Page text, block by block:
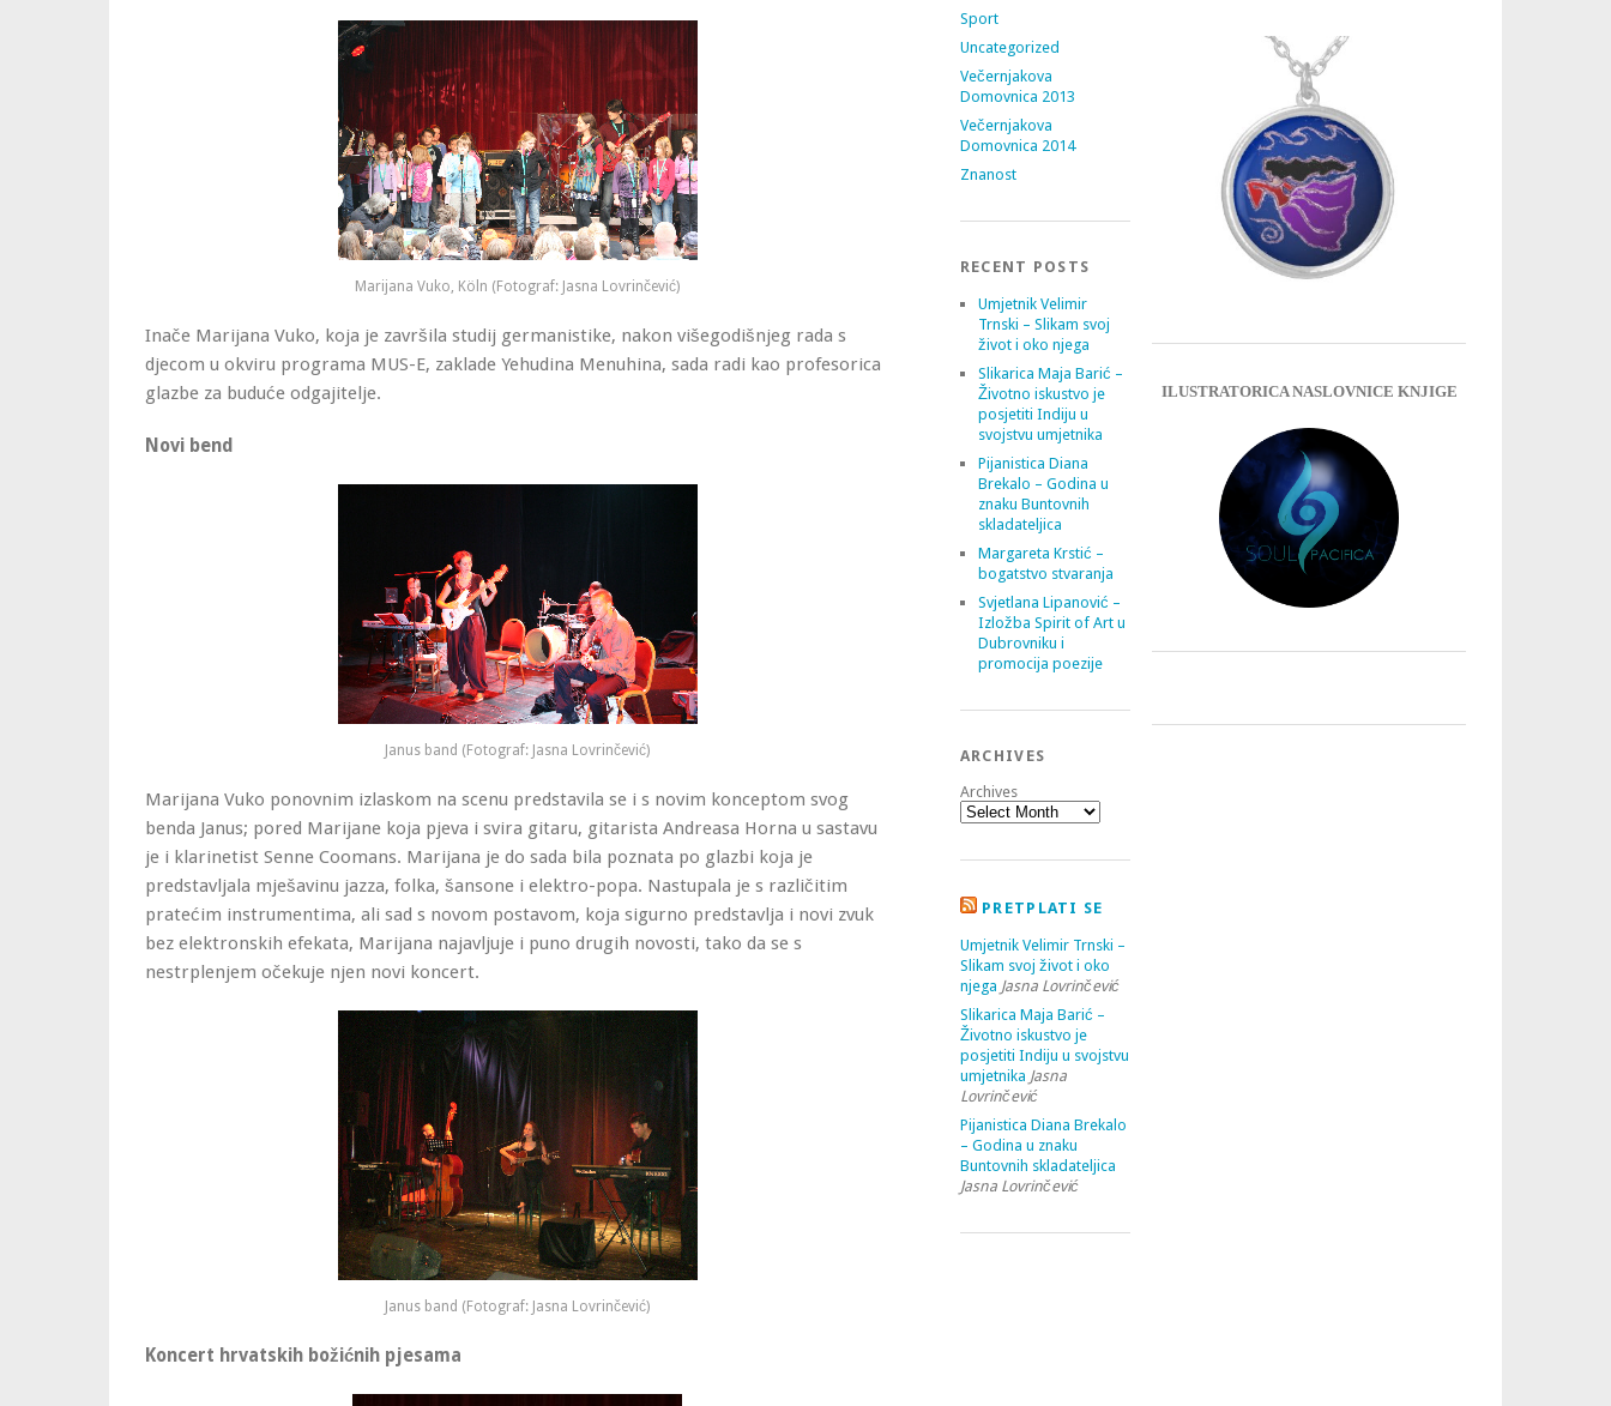
Marijana Vuko, Köln (Fotograf: Jasna Lovrinčević)
Inače Marijana Vuko, koja je završila studij germanistike, nakon višegodišnjeg rada s
djecom u okviru programa MUS-E, zaklade Yehudina Menuhina, sada radi kao profesorica
glazbe za buduće odgajitelje.
Novi bend
Janus band (Fotograf: Jasna Lovrinčević)
Marijana Vuko ponovnim izlaskom na scenu predstavila se i s novim konceptom svog
benda Janus; pored Marijane koja pjeva i svira gitaru, gitarista Andreasa Horna u sastavu
je i klarinetist Senne Coomans. Marijana je do sada bila poznata po glazbi koja je
predstavljala mješavinu jazza, folka, šansone i elektro-popa. Nastupala je s različitim
pratećim instrumentima, ali sad s novom postavom, koja sigurno predstavlja i novi zvuk
bez elektronskih efekata, Marijana najavljuje i puno drugih novosti, tako da se s
nestrplenjem očekuje njen novi koncert.
Janus band (Fotograf: Jasna Lovrinčević)
Koncert hrvatskih božićnih pjesama
Sport
Uncategorized
Večernjakova
Domovnica 2013
Večernjakova
Domovnica 2014
Znanost
RECENT POSTS
Umjetnik Velimir
Trnski – Slikam svoj
život i oko njega
Slikarica Maja Barić –
Životno iskustvo je
posjetiti Indiju u
svojstvu umjetnika
Pijanistica Diana
Brekalo – Godina u
znaku Buntovnih
skladateljica
Margareta Krstić –
bogatstvo stvaranja
Svjetlana Lipanović –
Izložba Spirit of Art u
Dubrovniku i
promocija poezije
ARCHIVES
Archives
PRETPLATI SE
Umjetnik Velimir Trnski –
Slikam svoj život i oko
njega Jasna Lovrinčević
Slikarica Maja Barić –
Životno iskustvo je
posjetiti Indiju u svojstvu
umjetnika Jasna
Lovrinčević
Pijanistica Diana Brekalo
– Godina u znaku
Buntovnih skladateljica
Jasna Lovrinčević
ILUSTRATORICA NASLOVNICE KNJIGE